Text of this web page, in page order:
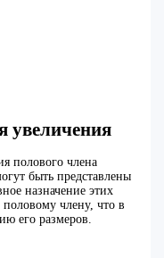
увеличения
полового члена
быть представлены
назначение этих
члену, что в
его размеров.